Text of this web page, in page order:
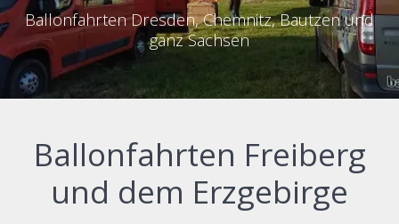
Ballonfahrten Dresden, Chemnitz, Bautzen und
ganz Sachsen
Ballonfahrten Freiberg
und dem Erzgebirge